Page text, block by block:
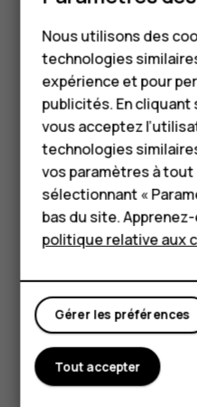
HMD Terra
Pour les
Tablettes
Boutique
Mon compte
synchronisation
que le téléphone est
Restaurer des
de votre ancien
Si vous possédiez
sauvegardes vers un
pouvez restaurer vos
de passe Wi-Fi.
Appuyez sur
Définissez
Nous utilisons des
technologies
expérience et pour
publicités. En cliquant
vous acceptez
technologies
vos paramètres à
sélectionnant «
bas du site.
politique relative aux
Gérer les préférences
Tout accepter